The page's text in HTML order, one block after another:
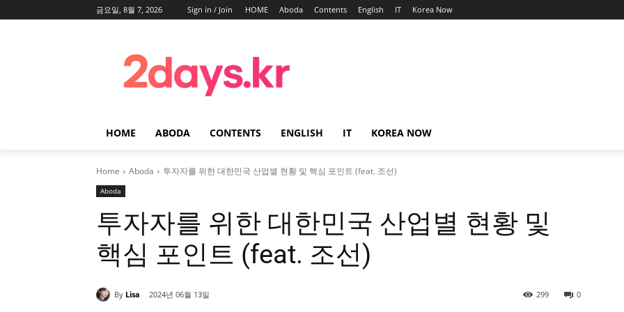
금요일, 8월 7, 2026 Sign in / Join HOME Aboda Contents English IT Korea Now
HOME ABODA CONTENTS ENGLISH IT KOREA NOW
Home Aboda 투자자를 위한 대한민국 산업별 현황 및 핵심 포인트 (feat. 조선)
Aboda
투자자를 위한 대한민국 산업별 현황 및
핵심 포인트 (feat. 조선)
By Lisa 2024년 06월 13일 0
299